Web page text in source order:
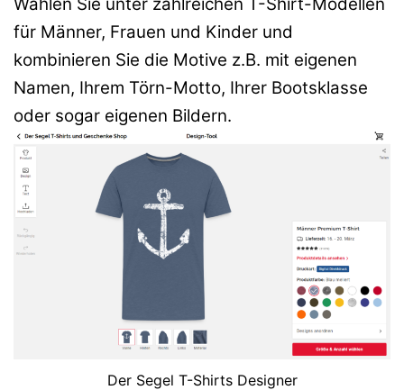
für Männer, Frauen und Kinder und
kombinieren Sie die Motive z.B. mit eigenen
Namen, Ihrem Törn-Motto, Ihrer Bootsklasse
oder sogar eigenen Bildern.
Der Segel T-Shirts Designer